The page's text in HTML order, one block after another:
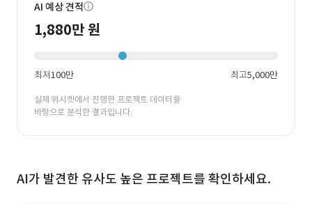
AI 예상 견적
1,880만 원
최저100만 최고5,000만
실제 위시켓에서 진행한 프로젝트 데이터를
바탕으로 분석한 결과입니다.
AI가 발견한 유사도 높은 프로젝트를 확인하세요.